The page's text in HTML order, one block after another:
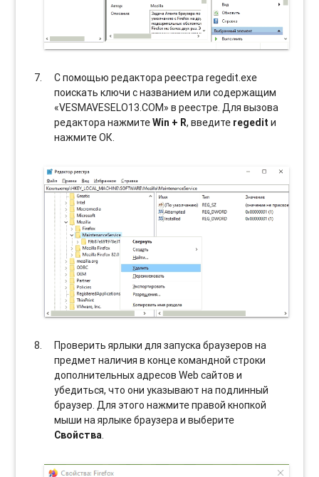
С помощью редактора реестра regedit.exe
поискать ключи с названием или содержащим
«VESMAVESELO13.COM» в реестре. Для вызова
редактора нажмитеWin + R, введите regedit и
нажмите ОК.
Проверить ярлыки для запуска браузеров на
предмет наличия в конце командной строки
дополнительных адресов Web сайтов и
убедиться, что они указывают на подлинный
браузер. Для этого нажмите правой кнопкой
мыши на ярлыке браузера и выберите
Свойства.